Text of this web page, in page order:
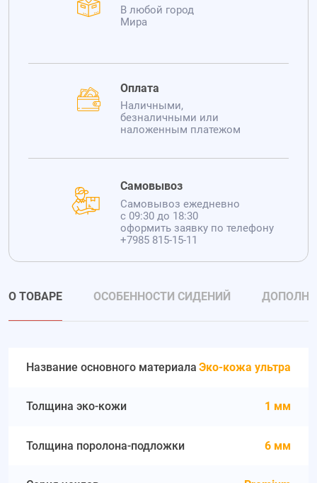
В любой город
Мира
Оплата
Наличными,
безналичными или
наложенным платежом
Самовывоз
Самовывоз ежедневно
с 09:30 до 18:30
оформить заявку по телефону
+7985 815-15-11
О ТОВАРЕ ОСОБЕННОСТИ СИДЕНИЙ
Название основного материала Эко-кожа ультра
Толщина эко-кожи 1 мм
Толщина поролона-подложки 6 мм